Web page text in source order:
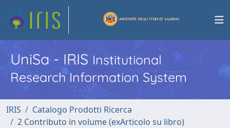
UniSa - IRISInstitutional
Research Information System
IRIS
Catalogo Prodotti Ricerca
2 Contributo in volume (exArticolo su libro)